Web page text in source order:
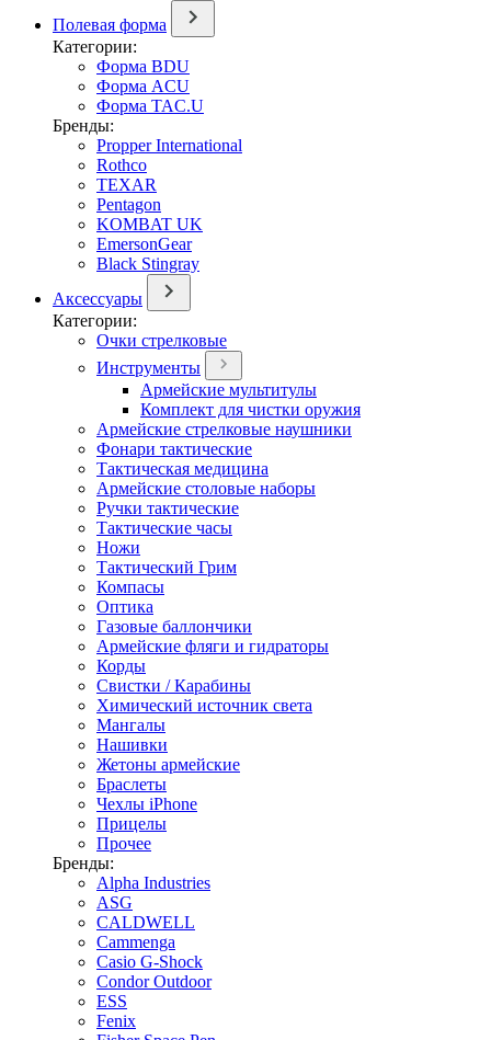
Полевая форма
Категории:
Форма BDU
Форма ACU
Форма TAC.U
Бренды:
Propper International
Rothco
TEXAR
Pentagon
KOMBAT UK
EmersonGear
Black Stingray
Аксессуары
Категории:
Очки стрелковые
Инструменты
Армейские мультитулы
Комплект для чистки оружия
Армейские стрелковые наушники
Фонари тактические
Тактическая медицина
Армейские столовые наборы
Ручки тактические
Тактические часы
Ножи
Тактический Грим
Компасы
Оптика
Газовые баллончики
Армейские фляги и гидраторы
Корды
Свистки / Карабины
Химический источник света
Мангалы
Нашивки
Жетоны армейские
Браслеты
Чехлы iPhone
Прицелы
Прочее
Бренды:
Alpha Industries
ASG
CALDWELL
Cammenga
Casio G-Shock
Condor Outdoor
ESS
Fenix